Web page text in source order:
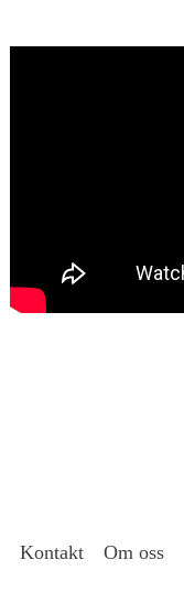
Kontakt Om oss